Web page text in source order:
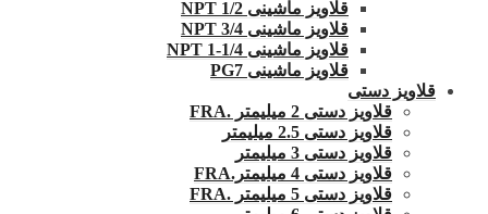
قلاویز ماشینی 1/2 NPT
قلاویز ماشینی 3/4 NPT
قلاویز ماشینی 1/4-1 NPT
قلاویز ماشینی PG7
قلاویز دستی
قلاویز دستی 2 میلیمتر .FRA
قلاویز دستی 2.5 میلیمتر
قلاویز دستی 3 میلیمتر
قلاویز دستی 4 میلیمتر.FRA
قلاویز دستی 5 میلیمتر .FRA